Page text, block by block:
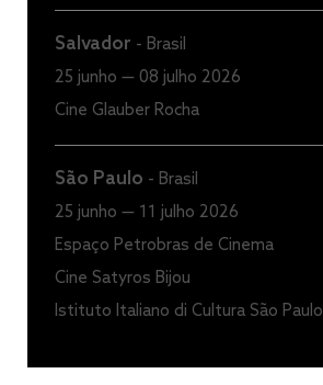
Salvador - Brasil
25 junho — 08 julho 2026
Cine Glauber Rocha
São Paulo - Brasil
25 junho — 11 julho 2026
Espaço Petrobras de Cinema
Cine Satyros Bijou
Istituto Italiano di Cultura São Paulo